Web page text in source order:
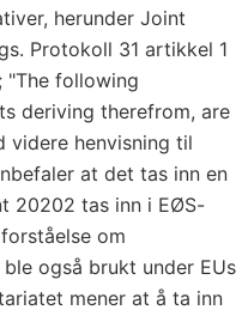
herunder Joint
Protokoll 31 artikkel 1
"The following
deriving therefrom, are
videre henvisning til
at det tas inn en
20202 tas inn i EØS-
om
også brukt under EUs
mener at å ta inn